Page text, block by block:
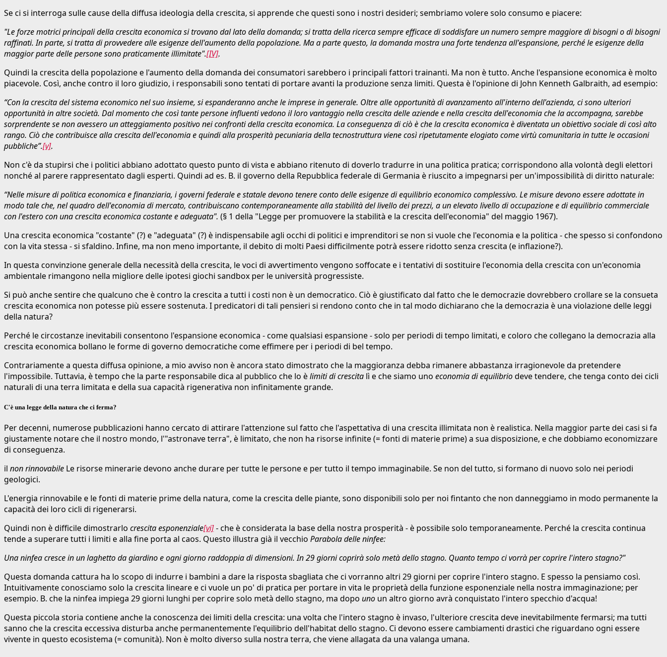
Se ci si interroga sulle cause della diffusa ideologia della crescita, si apprende che questi sono i nostri desideri; sembriamo volere solo consumo e piacere:
"Le forze motrici principali della crescita economica si trovano dal lato della domanda; si tratta della ricerca sempre efficace di soddisfare un numero sempre maggiore di bisogni o di bisogni
raffinati. In parte, si tratta di provvedere alle esigenze dell'aumento della popolazione. Ma a parte questo, la domanda mostra una forte tendenza all'espansione, perché le esigenze della
maggior parte delle persone sono praticamente illimitate".[IV].
Quindi la crescita della popolazione e l'aumento della domanda dei consumatori sarebbero i principali fattori trainanti. Ma non è tutto. Anche l'espansione economica è molto
piacevole. Così, anche contro il loro giudizio, i responsabili sono tentati di portare avanti la produzione senza limiti. Questa è l'opinione di John Kenneth Galbraith, ad esempio:
“Con la crescita del sistema economico nel suo insieme, si espanderanno anche le imprese in generale. Oltre alle opportunità di avanzamento all'interno dell'azienda, ci sono ulteriori
opportunità in altre società. Dal momento che così tante persone influenti vedono il loro vantaggio nella crescita delle aziende e nella crescita dell'economia che la accompagna, sarebbe
sorprendente se non avessero un atteggiamento positivo nei confronti della crescita economica. La conseguenza di ciò è che la crescita economica è diventata un obiettivo sociale di così alto
rango. Ciò che contribuisce alla crescita dell'economia e quindi alla prosperità pecuniaria della tecnostruttura viene così ripetutamente elogiato come virtù comunitaria in tutte le occasioni
pubbliche”.[v].
Non c'è da stupirsi che i politici abbiano adottato questo punto di vista e abbiano ritenuto di doverlo tradurre in una politica pratica; corrispondono alla volontà degli elettori
nonché al parere rappresentato dagli esperti. Quindi ad es. B. il governo della Repubblica federale di Germania è riuscito a impegnarsi per un'impossibilità di diritto naturale:
“Nelle misure di politica economica e finanziaria, i governi federale e statale devono tenere conto delle esigenze di equilibrio economico complessivo. Le misure devono essere adottate in
modo tale che, nel quadro dell'economia di mercato, contribuiscano contemporaneamente alla stabilità del livello dei prezzi, a un elevato livello di occupazione e di equilibrio commerciale
con l'estero con una crescita economica costante e adeguata". (§ 1 della "Legge per promuovere la stabilità e la crescita dell'economia" del maggio 1967).
Una crescita economica "costante" (?) e "adeguata" (?) è indispensabile agli occhi di politici e imprenditori se non si vuole che l'economia e la politica - che spesso si confondono
con la vita stessa - si sfaldino. Infine, ma non meno importante, il debito di molti Paesi difficilmente potrà essere ridotto senza crescita (e inflazione?).
In questa convinzione generale della necessità della crescita, le voci di avvertimento vengono soffocate e i tentativi di sostituire l'economia della crescita con un'economia
ambientale rimangono nella migliore delle ipotesi giochi sandbox per le università progressiste.
Si può anche sentire che qualcuno che è contro la crescita a tutti i costi non è un democratico. Ciò è giustificato dal fatto che le democrazie dovrebbero crollare se la consueta
crescita economica non potesse più essere sostenuta. I predicatori di tali pensieri si rendono conto che in tal modo dichiarano che la democrazia è una violazione delle leggi
della natura?
Perché le circostanze inevitabili consentono l'espansione economica - come qualsiasi espansione - solo per periodi di tempo limitati, e coloro che collegano la democrazia alla
crescita economica bollano le forme di governo democratiche come effimere per i periodi di bel tempo.
Contrariamente a questa diffusa opinione, a mio avviso non è ancora stato dimostrato che la maggioranza debba rimanere abbastanza irragionevole da pretendere
l'impossibile. Tuttavia, è tempo che la parte responsabile dica al pubblico che lo èlimiti di crescita lì e che siamo uno economia di equilibriodeve tendere, che tenga conto dei cicli
naturali di una terra limitata e della sua capacità rigenerativa non infinitamente grande.
C'è una legge della natura che ci ferma?
Per decenni, numerose pubblicazioni hanno cercato di attirare l'attenzione sul fatto che l'aspettativa di una crescita illimitata non è realistica. Nella maggior parte dei casi si fa
giustamente notare che il nostro mondo, l'"astronave terra", è limitato, che non ha risorse infinite (= fonti di materie prime) a sua disposizione, e che dobbiamo economizzare
di conseguenza.
il non rinnovabile Le risorse minerarie devono anche durare per tutte le persone e per tutto il tempo immaginabile. Se non del tutto, si formano di nuovo solo nei periodi
geologici.
L'energia rinnovabile e le fonti di materie prime della natura, come la crescita delle piante, sono disponibili solo per noi fintanto che non danneggiamo in modo permanente la
capacità dei loro cicli di rigenerarsi.
Quindi non è difficile dimostrarlo crescita esponenziale[vi]- che è considerata la base della nostra prosperità - è possibile solo temporaneamente. Perché la crescita continua
tende a superare tutti i limiti e alla fine porta al caos. Questo illustra già il vecchio Parabola delle ninfee:
Una ninfea cresce in un laghetto da giardino e ogni giorno raddoppia di dimensioni. In 29 giorni coprirà solo metà dello stagno. Quanto tempo ci vorrà per coprire l'intero stagno?"
Questa domanda cattura ha lo scopo di indurre i bambini a dare la risposta sbagliata che ci vorranno altri 29 giorni per coprire l'intero stagno. E spesso la pensiamo così.
Intuitivamente conosciamo solo la crescita lineare e ci vuole un po' di pratica per portare in vita le proprietà della funzione esponenziale nella nostra immaginazione; per
esempio. B. che la ninfea impiega 29 giorni lunghi per coprire solo metà dello stagno, ma dopo uno un altro giorno avrà conquistato l'intero specchio d'acqua!
Questa piccola storia contiene anche la conoscenza dei limiti della crescita: una volta che l'intero stagno è invaso, l'ulteriore crescita deve inevitabilmente fermarsi; ma tutti
sanno che la crescita eccessiva disturba anche permanentemente l'equilibrio dell'habitat dello stagno. Ci devono essere cambiamenti drastici che riguardano ogni essere
vivente in questo ecosistema (= comunità). Non è molto diverso sulla nostra terra, che viene allagata da una valanga umana.